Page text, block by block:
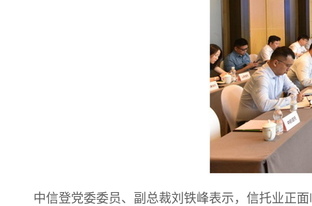
中信登党委委员、副总裁刘铁峰表示，信托业正